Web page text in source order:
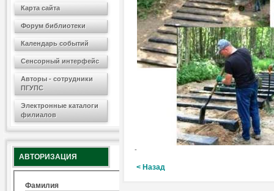
Карта сайта
Форум библиотеки
Календарь событий
Сенсорный интерфейс
Авторы - сотрудники
ПГУПС
Электронные каталоги
филиалов
АВТОРИЗАЦИЯ
Фамилия
-
< Назад